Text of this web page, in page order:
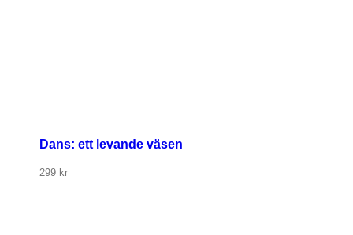
Dans: ett levande väsen
299 kr